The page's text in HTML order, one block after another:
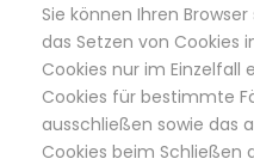
Sie können Ihren
das Setzen von Cookies
Cookies nur im Einzelfall
Cookies für bestimmte
ausschließen sowie das
Cookies beim Schließen